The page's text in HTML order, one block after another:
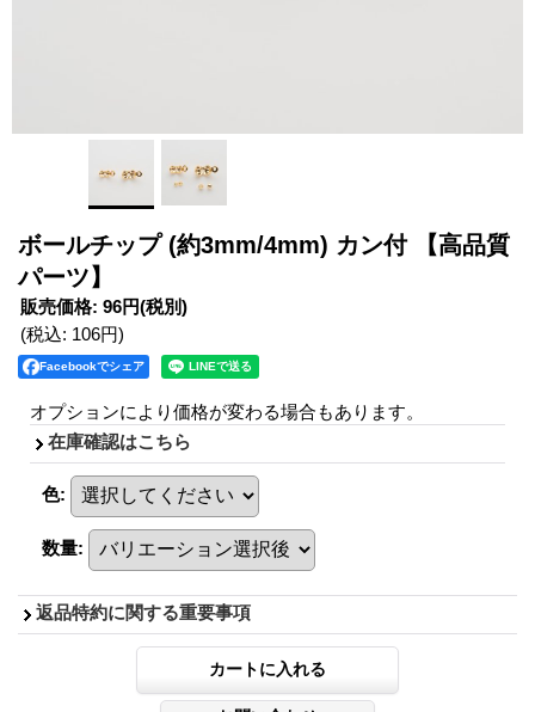
ボールチップ (約3mm/4mm) カン付 【高品質
パーツ】
販売価格: 96円(税別)
(税込: 106円)
Facebookでシェア
オプションにより価格が変わる場合もあります。
在庫確認はこちら
色:
数量:
返品特約に関する重要事項